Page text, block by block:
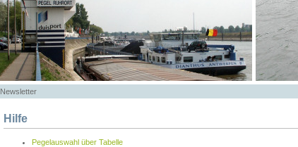
Newsletter
Hilfe
Pegelauswahl über Tabelle